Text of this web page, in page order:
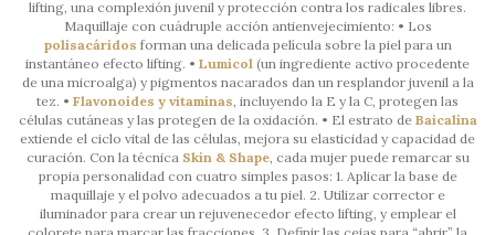
lifting, una complexión juvenil y protección contra los radicales libres.
Maquillaje con cuádruple acción antienvejecimiento: • Los
polisacáridos forman una delicada película sobre la piel para un
instantáneo efecto lifting. • Lumicol (un ingrediente activo procedente
de una microalga) y pigmentos nacarados dan un resplandor juvenil a la
tez. • Flavonoides y vitaminas, incluyendo la E y la C, protegen las
células cutáneas y las protegen de la oxidación. • El estrato de Baicalina
extiende el ciclo vital de las células, mejora su elasticidad y capacidad de
curación. Con la técnica Skin & Shape, cada mujer puede remarcar su
propia personalidad con cuatro simples pasos: 1. Aplicar la base de
maquillaje y el polvo adecuados a tu piel. 2. Utilizar corrector e
iluminador para crear un rejuvenecedor efecto lifting, y emplear el